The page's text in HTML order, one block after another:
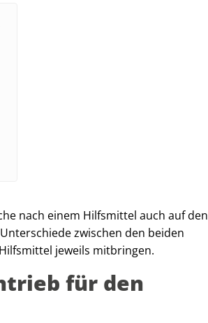
nach einem Hilfsmittel auch auf den
zwischen den beiden
jeweils mitbringen.
für den